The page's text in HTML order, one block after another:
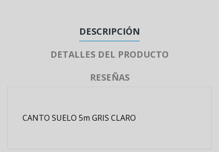
DESCRIPCIÓN
DETALLES DEL PRODUCTO
RESEÑAS
CANTO SUELO 5m GRIS CLARO